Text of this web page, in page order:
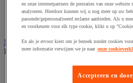
Fitnessapparaat
Fitnessapparaat
Yoga, pilates en gymnastiek
Multi sportuitrusting en accessoires
Bekijk de hele productgroep
Balbomp en balcompressor
en onze internetpartners de prestaties van onze
analyseren. Hierdoor kunnen wij u nog meer op uw
passende/gepersonaliseerd reclame aanbieden. Als u
en voorkeuren voor elk type cookie, klikt u op
En als je ervoor kiest om je bezoek zonder cookies
meer informatie verwijzen we je naar onze
Accepteren en